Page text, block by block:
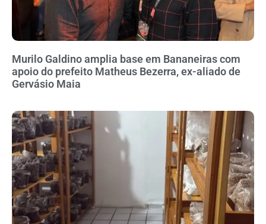
Murilo Galdino amplia base em Bananeiras com
apoio do prefeito Matheus Bezerra, ex-aliado de
Gervásio Maia